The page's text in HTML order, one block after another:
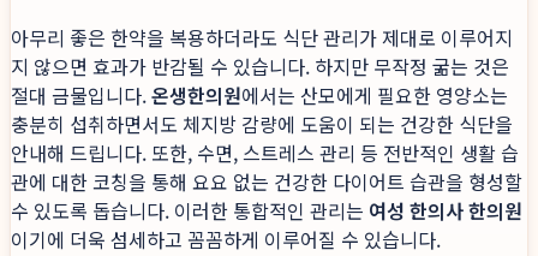
아무리 좋은 한약을 복용하더라도 식단 관리가 제대로 이루어지
지 않으면 효과가 반감될 수 있습니다. 하지만 무작정 굶는 것은
절대 금물입니다.온생한의원에서는 산모에게 필요한 영양소는
충분히 섭취하면서도 체지방 감량에 도움이 되는 건강한 식단을
안내해 드립니다. 또한, 수면, 스트레스 관리 등 전반적인 생활 습
관에 대한 코칭을 통해 요요 없는 건강한 다이어트 습관을 형성할
수 있도록 돕습니다. 이러한 통합적인 관리는 여성 한의사 한의원
이기에 더욱 섬세하고 꼼꼼하게 이루어질 수 있습니다.